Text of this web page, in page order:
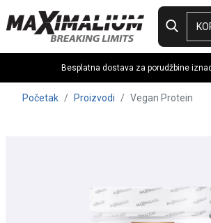
Besplatna dostava za porudžbine
Početak Proizvodi Vegan Protein